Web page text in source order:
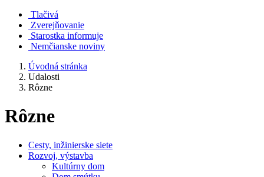
Tlačivá
Zverejňovanie
Starostka informuje
Nemčianske noviny
Úvodná stránka
Udalosti
Rôzne
Rôzne
Cesty, inžinierske siete
Rozvoj, výstavba
Kultúrny dom